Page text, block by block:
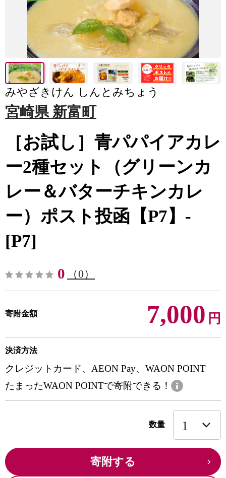
みやざきけん しんとみちょう
宮崎県 新富町
［お試し］青パパイアカレ
ー2種セット（グリーンカ
レー＆バターチキンカレ
ー）ポスト投函【P7】-
[P7]
0 （0）
寄附金額 7,000 円
決済方法
クレジットカード、AEON Pay、WAON POINT
たまったWAON POINTで寄附できる！
数量
寄附する